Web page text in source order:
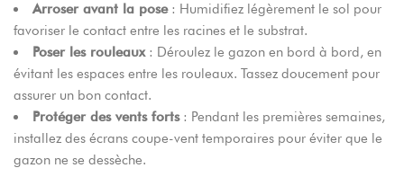
Arroser avant la pose: Humidifiez légèrement le sol pour
favoriser le contact entre les racines et le substrat.
Poser les rouleaux: Déroulez le gazon en bord à bord, en
évitant les espaces entre les rouleaux. Tassez doucement pour
assurer un bon contact.
Protéger des vents forts: Pendant les premières semaines,
installez des écrans coupe-vent temporaires pour éviter que le
gazon ne se dessèche.